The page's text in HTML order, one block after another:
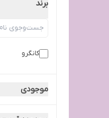
برند
کانگرو
موجودی